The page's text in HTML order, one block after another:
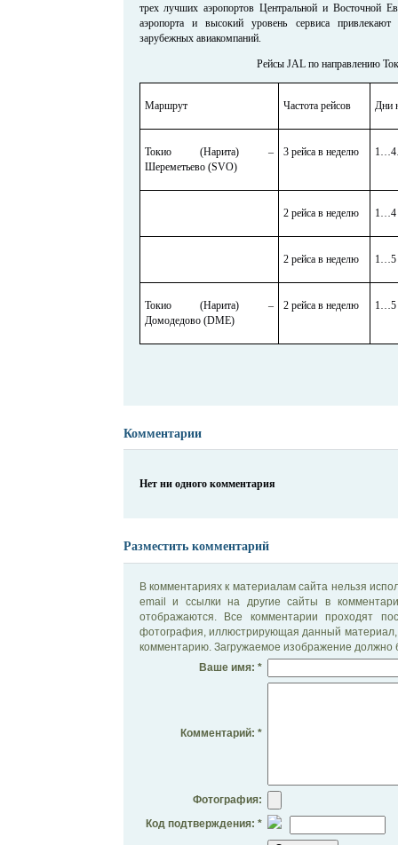
трех лучших аэропортов Центральной и Восточной
аэропорта и высокий уровень сервиса
зарубежных авиакомпаний.
Рейсы JAL по направлению
Маршрут Частота рейсов Дни
Токио (Нарита) –
Шереметьево (SVO)
3 рейса в неделю
2 рейса в неделю 1…4
2 рейса в неделю 1…5
Токио (Нарита) –
Домодедово (DME)
2 рейса в неделю 1…5
Комментарии
Нет ни одного комментария
Разместить комментарий
В комментариях к материалам сайта нельзя
email и ссылки на другие сайты в
отображаются. Все комментарии проходят
фотография, иллюстрирующая данный материал,
комментарию. Загружаемое изображение должно
Ваше имя: *
Комментарий: *
Фотография:
Код подтверждения: *